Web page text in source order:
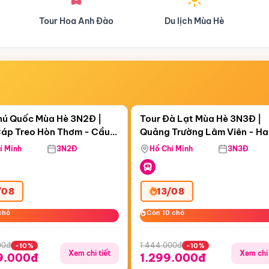
Du lịch Mùa Hè Du lịch Mùa Thu
02:58:39
Treo Hòn Thơm
Quốc Mùa Hè 3N2Đ |
Treo Hòn Thơm - Cầu
Viên Nước Aquatopia
Minh 3N2Đ
-10%
Xem chi tiết
Còn05 ngày 02:58:39
Tour Đà Lạt Mùa Hè 3N3Đ |
Quảng Trường Lâm Viên -
Hill - Puppy Farm
Hồ Chí Minh 3N3Đ
13/08
Còn 10 chỗ
Còn 10 chỗ
1.444.000đ -10%
1.299.000đ Xem